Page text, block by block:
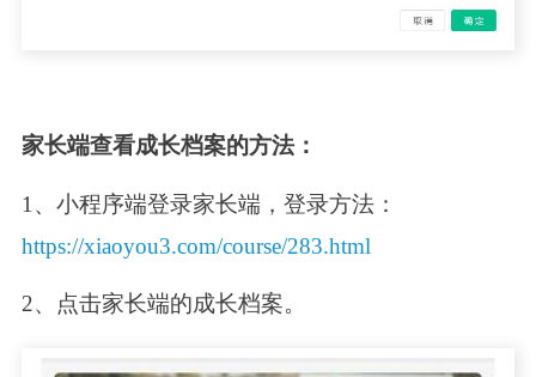
家长端查看成长档案的方法：
1、小程序端登录家长端，登录方法：
https://xiaoyou3.com/course/283.html
2、点击家长端的成长档案。